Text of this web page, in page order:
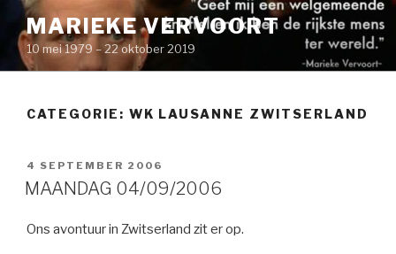
Naar
inhoud
springen
MARIEKE VERVOORT
10 mei 1979 – 22 oktober 2019
CATEGORIE: WK LAUSANNE ZWITSERLAND
GEPLAATST
OP
4 SEPTEMBER 2006
MAANDAG 04/09/2006
Ons avontuur in Zwitserland zit er op.